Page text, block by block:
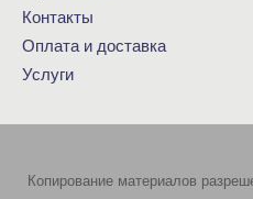
Контакты
Оплата и доставка
Услуги
Копирование материалов